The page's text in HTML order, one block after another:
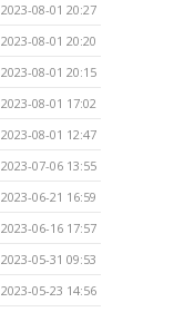
2023-08-01 20:27
2023-08-01 20:20
2023-08-01 20:15
2023-08-01 17:02
2023-08-01 12:47
2023-07-06 13:55
2023-06-21 16:59
2023-06-16 17:57
2023-05-31 09:53
2023-05-23 14:56